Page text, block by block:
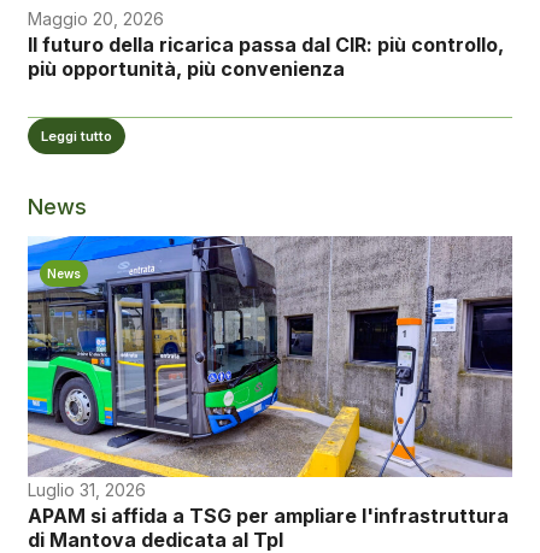
Maggio 20, 2026
Il futuro della ricarica passa dal CIR: più controllo,
più opportunità, più convenienza
Leggi tutto
News
News
Luglio 31, 2026
APAM si affida a TSG per ampliare l'infrastruttura
di Mantova dedicata al Tpl